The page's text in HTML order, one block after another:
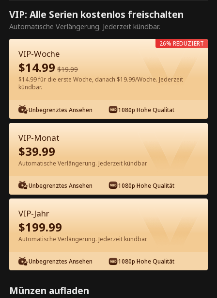
Dies ist eine kostenpflichtige
Episode. Bitte entsperren, um
weiterzusehen.
60Jetzt entsperren
Kostenlos in der App ansehen
Episode 47 - Deine unerwünschte
Mutter ist mein Schatz Kompletter
Film
1-50 51-69
46 47 48 49
VIP: Alle Serien kostenlos freischalten
Automatische Verlängerung. Jederzeit kündbar.
VIP-Woche
$14.99 $19.99
$14.99 für die erste Woche, danach $19.99/Woche. Jederzeit
kündbar.
Unbegrenztes Ansehen 1080p Hohe Qualität
26% REDUZIERT
VIP-Monat
$39.99
Automatische Verlängerung. Jederzeit kündbar.
Unbegrenztes Ansehen 1080p Hohe Qualität
VIP-Jahr
$199.99
Automatische Verlängerung. Jederzeit kündbar.
Unbegrenztes Ansehen 1080p Hohe Qualität
Münzen aufladen